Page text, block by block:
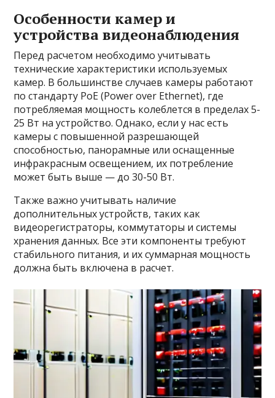
Особенности камер и
устройства видеонаблюдения
Перед расчетом необходимо учитывать
технические характеристики используемых
камер. В большинстве случаев камеры работают
по стандарту PoE (Power over Ethernet), где
потребляемая мощность колеблется в пределах 5-
25 Вт на устройство. Однако, если у нас есть
камеры с повышенной разрешающей
способностью, панорамные или оснащенные
инфракрасным освещением, их потребление
может быть выше — до 30-50 Вт.
Также важно учитывать наличие
дополнительных устройств, таких как
видеорегистраторы, коммутаторы и системы
хранения данных. Все эти компоненты требуют
стабильного питания, и их суммарная мощность
должна быть включена в расчет.